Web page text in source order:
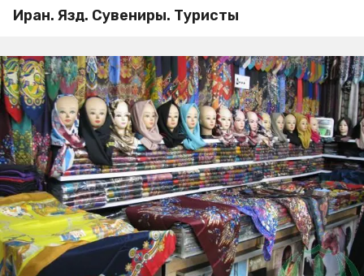
Иран. Язд. Сувениры. Туристы